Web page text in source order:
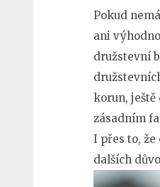
Pokud
ani
družstevní
korun,
zásadním
I přes to,
dalších